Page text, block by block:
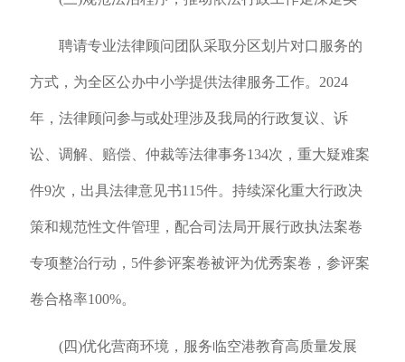
聘请专业法律顾问团队采取分区划片对口服务的
方式，为全区公办中小学提供法律服务工作。2024
年，法律顾问参与或处理涉及我局的行政复议、诉
讼、调解、赔偿、仲裁等法律事务134次，重大疑难案
件9次，出具法律意见书115件。持续深化重大行政决
策和规范性文件管理，配合司法局开展行政执法案卷
专项整治行动，5件参评案卷被评为优秀案卷，参评案
卷合格率100%。
(四)优化营商环境，服务临空港教育高质量发展